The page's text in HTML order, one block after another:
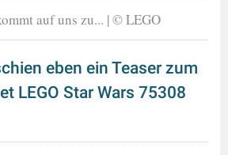
auf uns zu... | © LEGO
eben ein Teaser zum
LEGO Star Wars 75308